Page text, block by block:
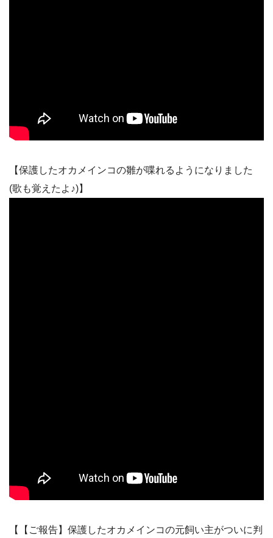
【保護したオカメインコの雛が喋れるようになりました
(歌も覚えたよ♪)】
【【ご報告】保護したオカメインコの元飼い主がついに判